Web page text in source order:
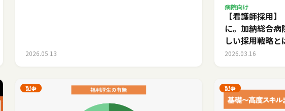
2026.05.13
病院向け
【看護師採用
に。加納総合
しい採用戦略
ルキャリア
2026.03.16
記事 記事